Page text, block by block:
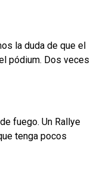
la duda de que el
pódium. Dos veces
fuego. Un Rallye
tenga pocos